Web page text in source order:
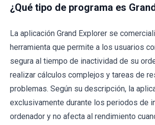
¿Qué tipo de programa es
La aplicación Grand Explorer se
herramienta que permite a los usuarios
segura al tiempo de inactividad de su
realizar cálculos complejos y tareas de
problemas. Según su descripción, la
exclusivamente durante los periodos de
ordenador y no afecta al rendimiento